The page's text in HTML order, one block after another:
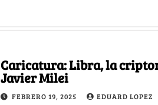
Caricatura: Libra, la
Javier Milei
FEBRERO 19, 2025 EDUARD LOPEZ